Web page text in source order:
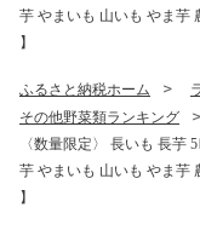
芋 やまいも 山いも やま芋
】
ふるさと納税ホーム
その他野菜類ランキング
〈数量限定〉 長いも 長芋
芋 やまいも 山いも やま芋
】